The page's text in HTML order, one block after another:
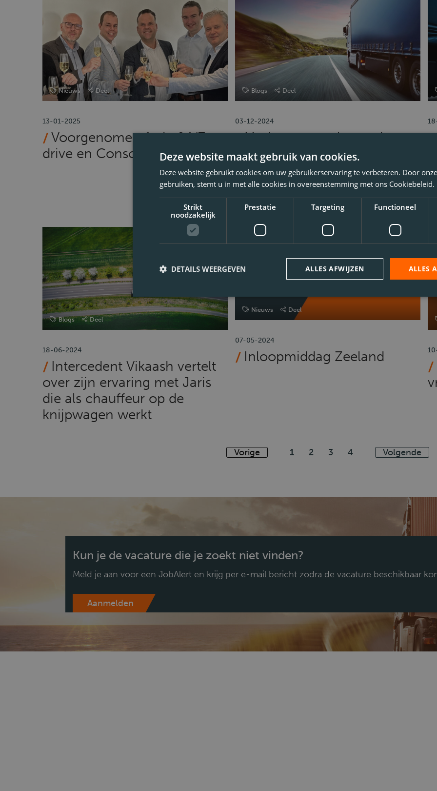
Nieuws Deel
13-01-2025
Voorgenomen fusie 24/7
drive en Consolid
Blogs Deel
03-12-2024
Marianne vertelt over haar
meeloopdag op de
vrachtwagen met Theo
Blogs Deel
18-06-2024
Intercedent Vikaash vertelt
over zijn ervaring met Jaris
die als chauffeur op de
knijpwagen werkt
Nieuws Deel
07-05-2024
Inloopmiddag Zeeland
Vorige 1 2 3 4 Volgende
Kun je de vacature die je zoekt niet vinden?
Meld je aan voor een JobAlert en krijg per e-mail bericht zodra de vacature beschikbaar
Aanmelden
Deze website maakt gebruik van cookies.
Deze website gebruikt cookies om uw gebruikerservaring te verbeteren. Door
gebruiken, stemt u in met alle cookies in overeenstemming met ons Cookiebeleid.
Strikt
noodzakelijk
Prestatie Targeting
Functioneel
ALLES
ALLES AFWIJZEN
DETAILS WEERGEVEN